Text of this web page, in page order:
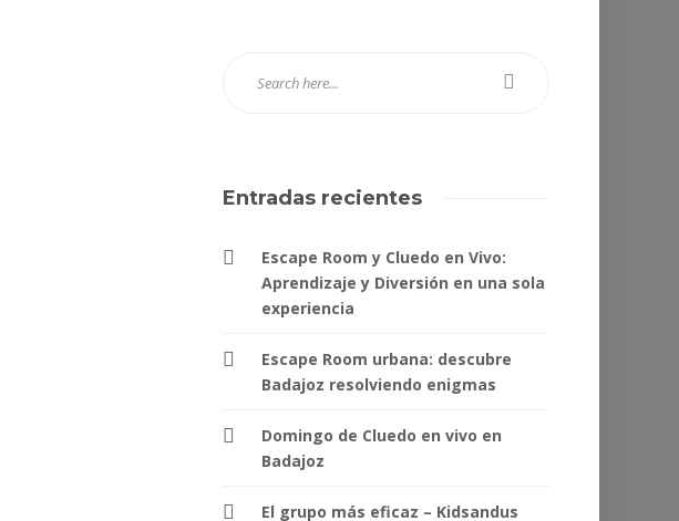
Entradas recientes
Escape Room y Cluedo en Vivo:
Aprendizaje y Diversión en una sola
experiencia
Escape Room urbana: descubre
Badajoz resolviendo enigmas
Domingo de Cluedo en vivo en
Badajoz
El grupo más eficaz – Kidsandus